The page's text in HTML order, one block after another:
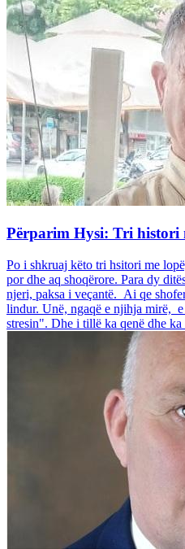
Përparim Hysi: Tri histori
Po i shkruaj këto tri hsitori me
por dhe aq shoqërore. Para dy
njeri, paksa i veçantë. Ai qe
lindur. Unë, ngaqë e njihja mirë,
stresin". Dhe i tillë ka qenë dhe ka